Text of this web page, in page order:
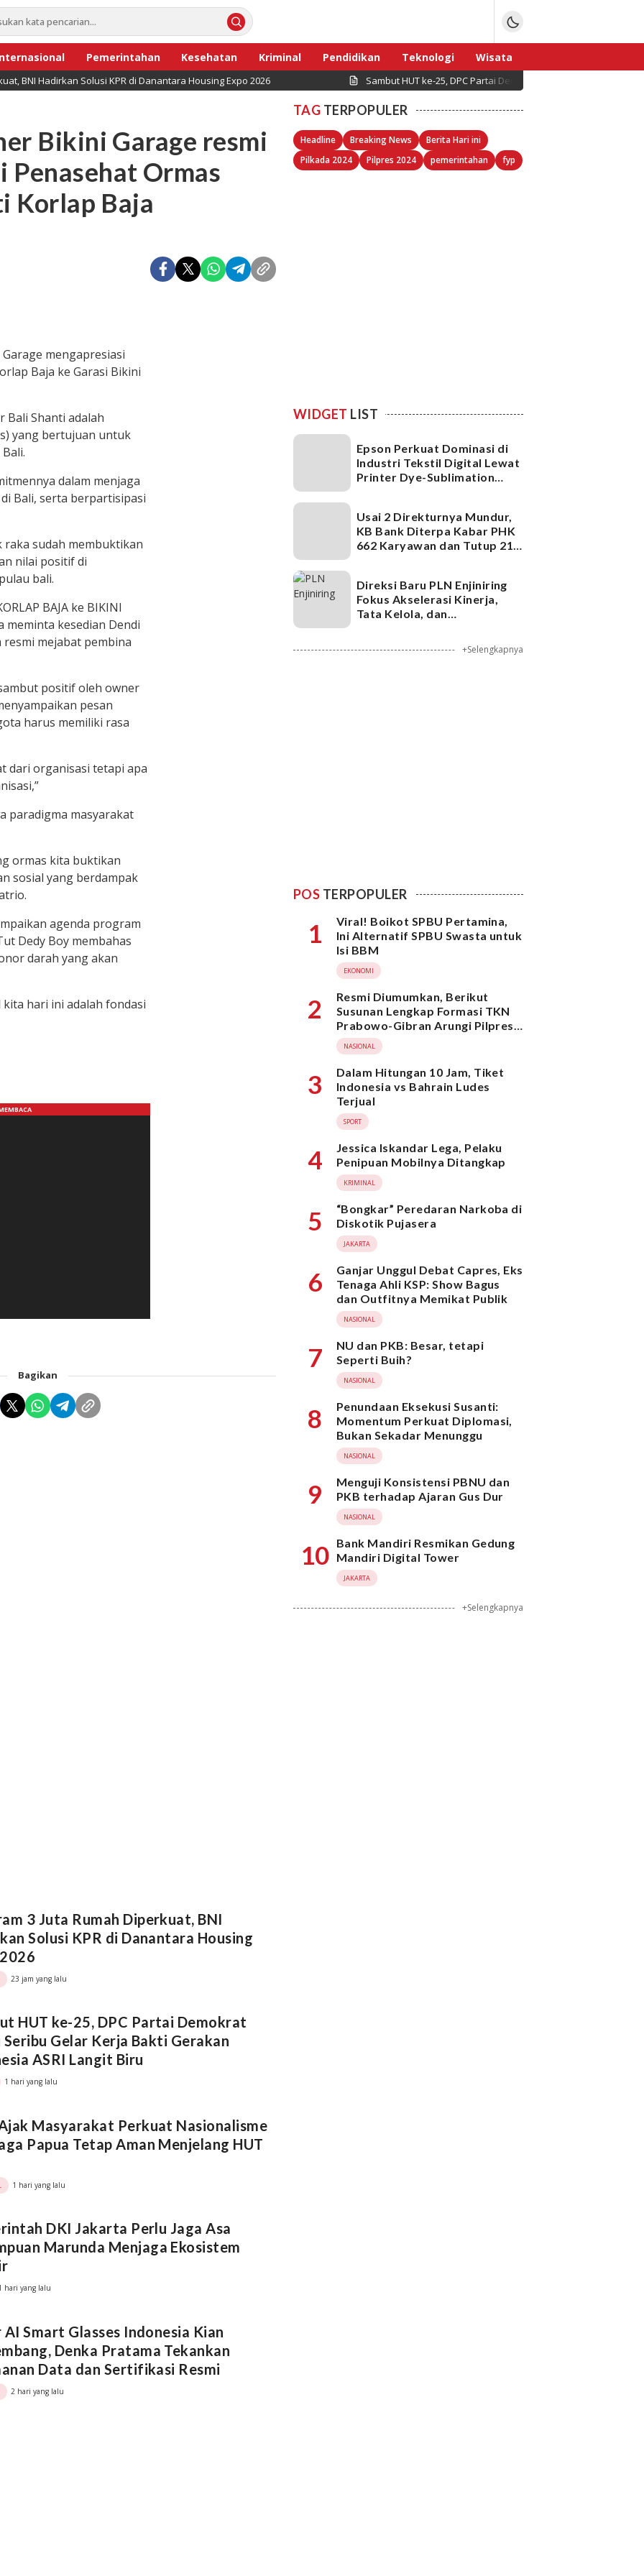
Pemerintahan Kesehatan Kriminal Pendidikan Teknologi
Wisata
Sport
BNI Hadirkan Solusi KPR di Danantara Housing Expo 2026 Sambut HUT ke-25, DPC Partai Demokrat Pulau Seribu Gelar
Bikini Garage resmi
Penasehat Ormas
Korlap Baja
mengapresiasi
Baja ke Garasi Bikini
Bali Shanti adalah
yang bertujuan untuk
dalam menjaga
Bali, serta berpartisipasi
raka sudah membuktikan
nilai positif di
bali.
BAJA ke BIKINI
meminta kesedian Dendi
mejabat pembina
positif oleh owner
pesan
harus memiliki rasa
dari organisasi tetapi apa
paradigma masyarakat
ormas kita buktikan
sosial yang berdampak
agenda program
Dedy Boy membahas
darah yang akan
hari ini adalah fondasi
Bagikan
3 Juta Rumah Diperkuat, BNI
Solusi KPR di Danantara Housing
23 jam yang lalu
HUT ke-25, DPC Partai Demokrat
Seribu Gelar Kerja Bakti Gerakan
ASRI Langit Biru
1 hari yang lalu
Masyarakat Perkuat Nasionalisme
Papua Tetap Aman Menjelang HUT
1 hari yang lalu
DKI Jakarta Perlu Jaga Asa
Marunda Menjaga Ekosistem
hari yang lalu
AI Smart Glasses Indonesia Kian
Denka Pratama Tekankan
Data dan Sertifikasi Resmi
2 hari yang lalu
TAG TERPOPULER
Headline Breaking News
Berita Hari ini
Pilkada 2024
Pilpres 2024 pemerintahan fyp
WIDGET LIST
Epson Perkuat Dominasi di
Industri Tekstil Digital Lewat
Printer Dye-Sublimation
Usai 2 Direkturnya Mundur,
KB Bank Diterpa Kabar PHK
662 Karyawan dan Tutup 21
Direksi Baru PLN Enjiniring
Fokus Akselerasi Kinerja,
Tata Kelola, dan
+Selengkapnya
POS TERPOPULER
1
Viral! Boikot SPBU Pertamina,
Ini Alternatif SPBU Swasta untuk
Isi BBM
EKONOMI
2
Resmi Diumumkan, Berikut
Susunan Lengkap Formasi TKN
Prabowo-Gibran Arungi Pilpres
2024, Ada Ridwan Kamil hingga
Suami Yenny Wahid
NASIONAL
3
Dalam Hitungan 10 Jam, Tiket
Indonesia vs Bahrain Ludes
Terjual
SPORT
4
Jessica Iskandar Lega, Pelaku
Penipuan Mobilnya Ditangkap
KRIMINAL
5
“Bongkar” Peredaran Narkoba di
Diskotik Pujasera
JAKARTA
6
Ganjar Unggul Debat Capres, Eks
Tenaga Ahli KSP: Show Bagus
dan Outfitnya Memikat Publik
NASIONAL
7
NU dan PKB: Besar, tetapi
Seperti Buih?
NASIONAL
8
Penundaan Eksekusi Susanti:
Momentum Perkuat Diplomasi,
Bukan Sekadar Menunggu
NASIONAL
9
Menguji Konsistensi PBNU dan
PKB terhadap Ajaran Gus Dur
NASIONAL
10 Bank Mandiri Resmikan Gedung
Mandiri Digital Tower
JAKARTA
+Selengkapnya